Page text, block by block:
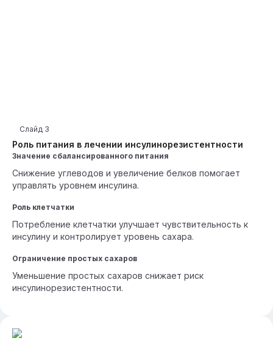
Роль питания в лечении инсулинорезистентности
Слайд 3
Значение сбалансированного питания
Снижение углеводов и увеличение белков помогает
управлять уровнем инсулина.
Роль клетчатки
Потребление клетчатки улучшает чувствительность к
инсулину и контролирует уровень сахара.
Ограничение простых сахаров
Уменьшение простых сахаров снижает риск
инсулинорезистентности.